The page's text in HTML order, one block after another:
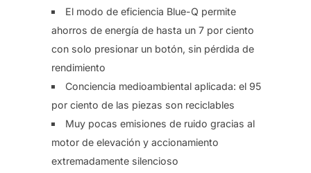
El modo de eficiencia Blue-Q permite
ahorros de energía de hasta un 7 por ciento
con solo presionar un botón, sin pérdida de
rendimiento
Conciencia medioambiental aplicada: el 95
por ciento de las piezas son reciclables
Muy pocas emisiones de ruido gracias al
motor de elevación y accionamiento
extremadamente silencioso